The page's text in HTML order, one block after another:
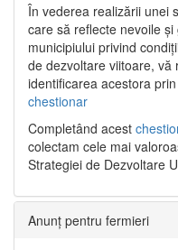
În vederea realizării unei
care să reflecte nevoile
municipiului privind
de dezvoltare viitoare, vă
identificarea acestora
chestionar
Completând acest
colectam cele mai
Strategiei de Dezvoltare
Anunț pentru fermieri